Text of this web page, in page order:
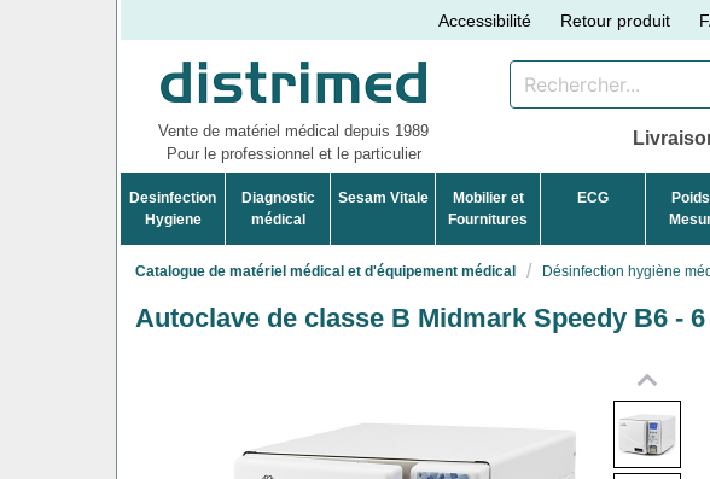
Accessibilité Retour produit
Vente de matériel médical depuis 1989
Pour le professionnel et le particulier
Desinfection
Hygiene
Diagnostic
médical
Sesam Vitale
Mobilier et
Fournitures
ECG
Catalogue de matériel médical et d'équipement médical Désinfection hygiène
Autoclave de classe B Midmark Speedy B6 -